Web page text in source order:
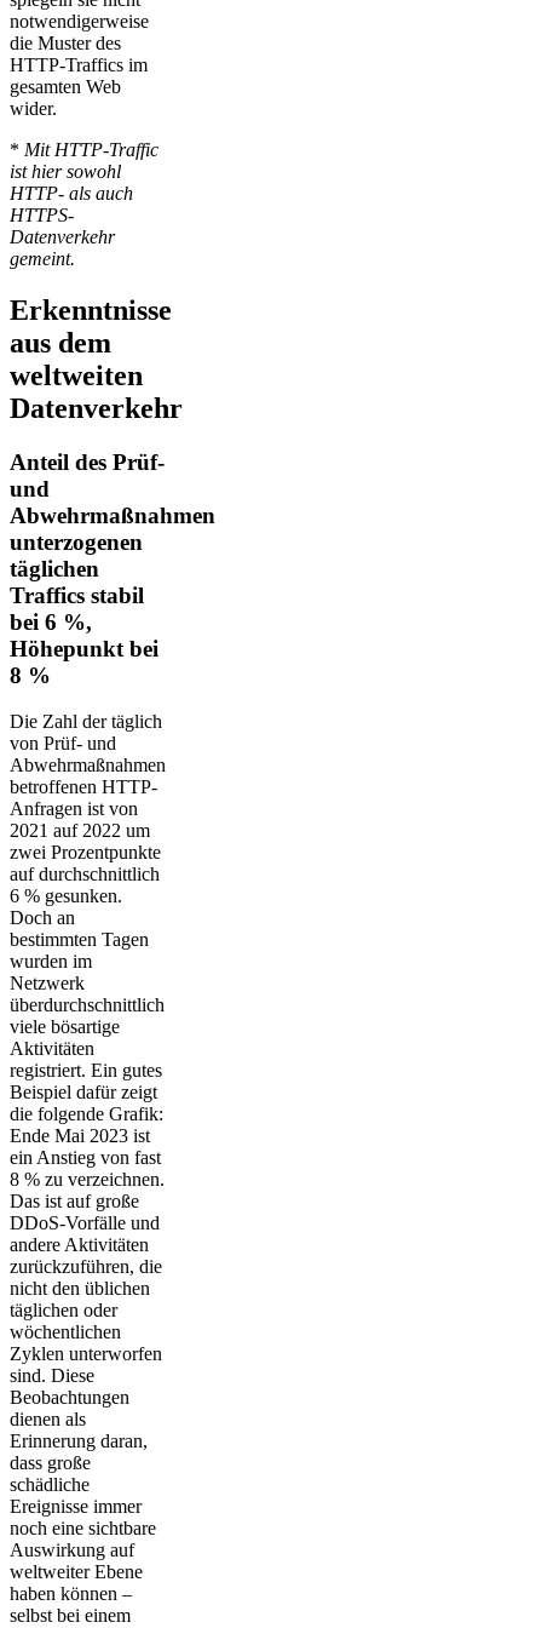
notwendigerweise
die Muster des
HTTP-Traffics im
gesamten Web
wider.
* Mit HTTP-Traffic
ist hier sowohl
HTTP- als auch
HTTPS-
Datenverkehr
gemeint.
Erkenntnisse
aus dem
weltweiten
Datenverkehr
Anteil des Prüf-
und
Abwehrmaßnahmen
unterzogenen
täglichen
Traffics stabil
bei 6 %,
Höhepunkt bei
8 %
Die Zahl der täglich
von Prüf- und
Abwehrmaßnahmen
betroffenen HTTP-
Anfragen ist von
2021 auf 2022 um
zwei Prozentpunkte
auf durchschnittlich
6 % gesunken.
Doch an
bestimmten Tagen
wurden im
Netzwerk
überdurchschnittlich
viele bösartige
Aktivitäten
registriert. Ein gutes
Beispiel dafür zeigt
die folgende Grafik:
Ende Mai 2023 ist
ein Anstieg von fast
8 % zu verzeichnen.
Das ist auf große
DDoS-Vorfälle und
andere Aktivitäten
zurückzuführen, die
nicht den üblichen
täglichen oder
wöchentlichen
Zyklen unterworfen
sind. Diese
Beobachtungen
dienen als
Erinnerung daran,
dass große
schädliche
Ereignisse immer
noch eine sichtbare
Auswirkung auf
weltweiter Ebene
haben können –
selbst bei einem